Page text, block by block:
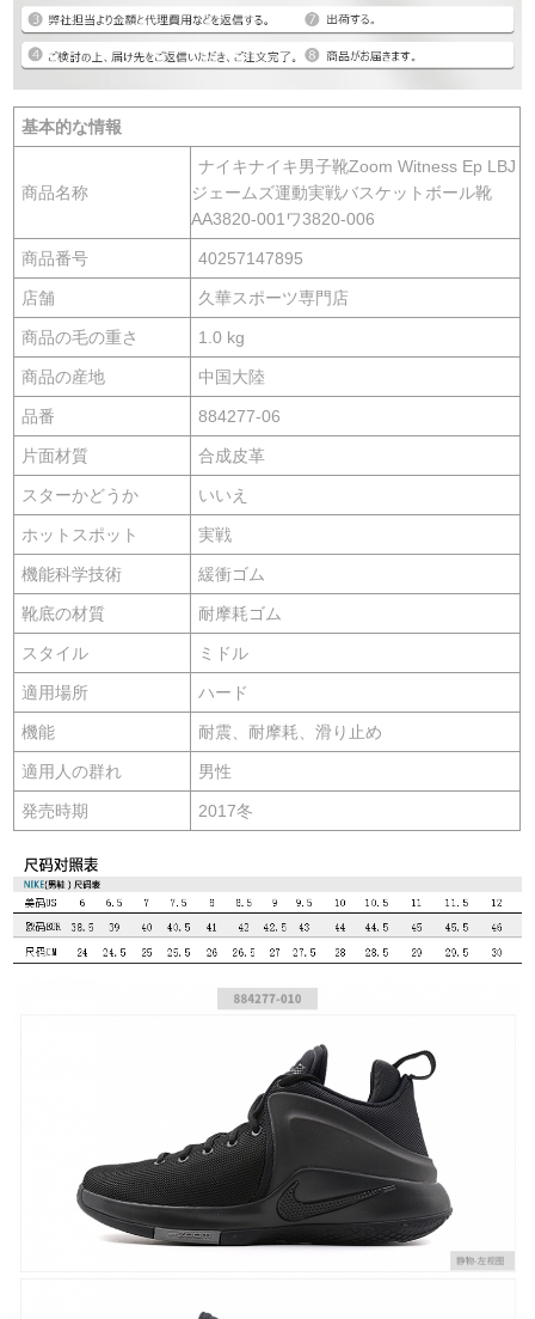
基本的な情報
商品名称
ナイキナイキ男子靴Zoom Witness Ep LBJ
ジェームズ運動実戦バスケットボール靴
AA3820-001ワ3820-006
商品番号 40257147895
店舗 久華スポーツ専門店
商品の毛の重さ 1.0 kg
商品の産地 中国大陸
品番 884277-06
片面材質 合成皮革
スターかどうか いいえ
ホットスポット 実戦
機能科学技術 緩衝ゴム
靴底の材質 耐摩耗ゴム
スタイル ミドル
適用場所 ハード
機能 耐震、耐摩耗、滑り止め
適用人の群れ 男性
発売時期 2017冬